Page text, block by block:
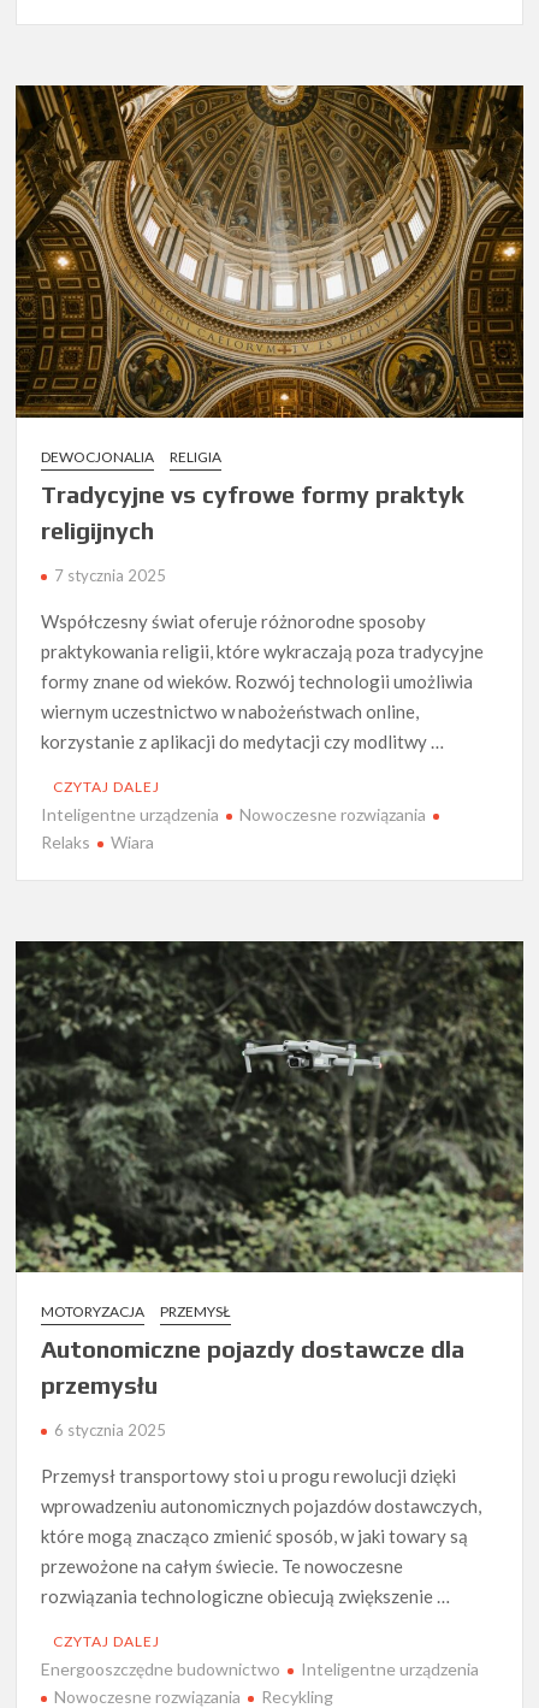
DEWOCJONALIA RELIGIA
Tradycyjne vs cyfrowe formy praktyk
religijnych
7 stycznia 2025
Współczesny świat oferuje różnorodne sposoby
praktykowania religii, które wykraczają poza tradycyjne
formy znane od wieków. Rozwój technologii umożliwia
wiernym uczestnictwo w nabożeństwach online,
korzystanie z aplikacji do medytacji czy modlitwy …
CZYTAJ DALEJ
Inteligentne urządzenia
Nowoczesne rozwiązania
Relaks
Wiara
MOTORYZACJA PRZEMYSŁ
Autonomiczne pojazdy dostawcze dla
przemysłu
6 stycznia 2025
Przemysł transportowy stoi u progu rewolucji dzięki
wprowadzeniu autonomicznych pojazdów dostawczych,
które mogą znacząco zmienić sposób, w jaki towary są
przewożone na całym świecie. Te nowoczesne
rozwiązania technologiczne obiecują zwiększenie …
CZYTAJ DALEJ
Energooszczędne budownictwo
Inteligentne urządzenia
Nowoczesne rozwiązania
Recykling